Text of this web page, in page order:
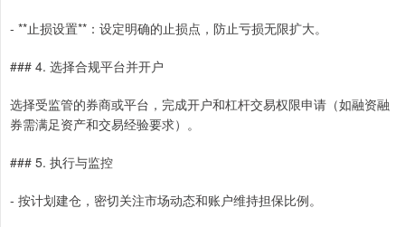
- **止损设置**：设定明确的止损点，防止亏损无限扩大。
### 4. 选择合规平台并开户
选择受监管的券商或平台，完成开户和杠杆交易权限申请（如融资融
券需满足资产和交易经验要求）。
### 5. 执行与监控
- 按计划建仓，密切关注市场动态和账户维持担保比例。